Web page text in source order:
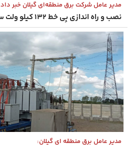
مدیر عامل شرکت برق منطقه‌ای گیلان خبر داد
نصب و راه ‌اندازی بِی خط ۱۳۲ کیلو ولت سپیدرود در پست رستم‌ آباد
مدیر عامل برق منطقه ای گیلان: